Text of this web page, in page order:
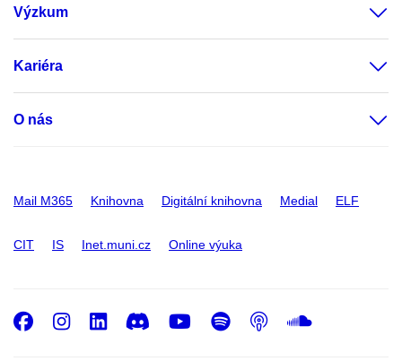
Výzkum
Kariéra
O nás
Mail M365 Knihovna Digitální knihovna Medial ELF
CIT IS Inet.muni.cz Online výuka
Facebook
Instagram
LinkedIn
DiscordYoutube
Spotify
Podcast